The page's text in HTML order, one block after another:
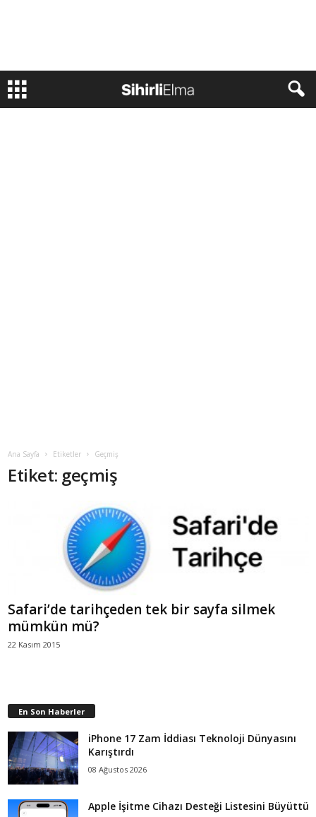
Ana Sayfa Etiketler Geçmiş
Etiket: geçmiş
Safari’de tarihçeden tek bir sayfa silmek
mümkün mü?
22 Kasım 2015
En Son Haberler
iPhone 17 Zam İddiası Teknoloji Dünyasını
Karıştırdı
08 Ağustos 2026
Apple İşitme Cihazı Desteği Listesini Büyüttü